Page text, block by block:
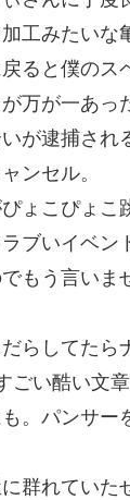
工みたいな
ると僕の
万が一あ
が逮捕され
ンセル。
ょこぴょ
ブいイベ
もう言い
らしてた
い酷い文
。パンサ
群れてい